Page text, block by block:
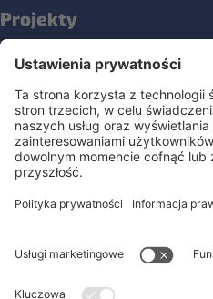
Projekty
NOPLANETB
Społeczności
Media społecznościowe